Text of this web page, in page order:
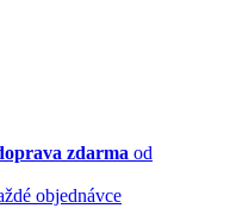
zdarma od
objednávce